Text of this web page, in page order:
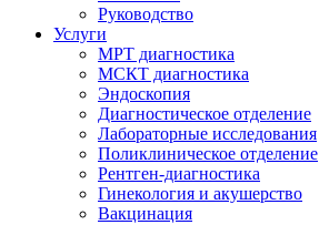
Руководство
Услуги
МРТ диагностика
МСКТ диагностика
Эндоскопия
Диагностическое отделение
Лабораторные исследования
Поликлиническое отделение
Рентген-диагностика
Гинекология и акушерство
Вакцинация